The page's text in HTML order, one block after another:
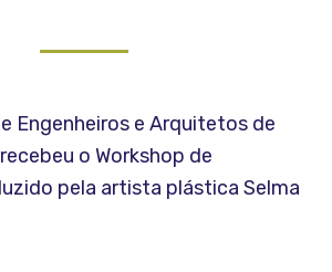
Engenheiros e Arquitetos de
o Workshop de
pela artista plástica Selma